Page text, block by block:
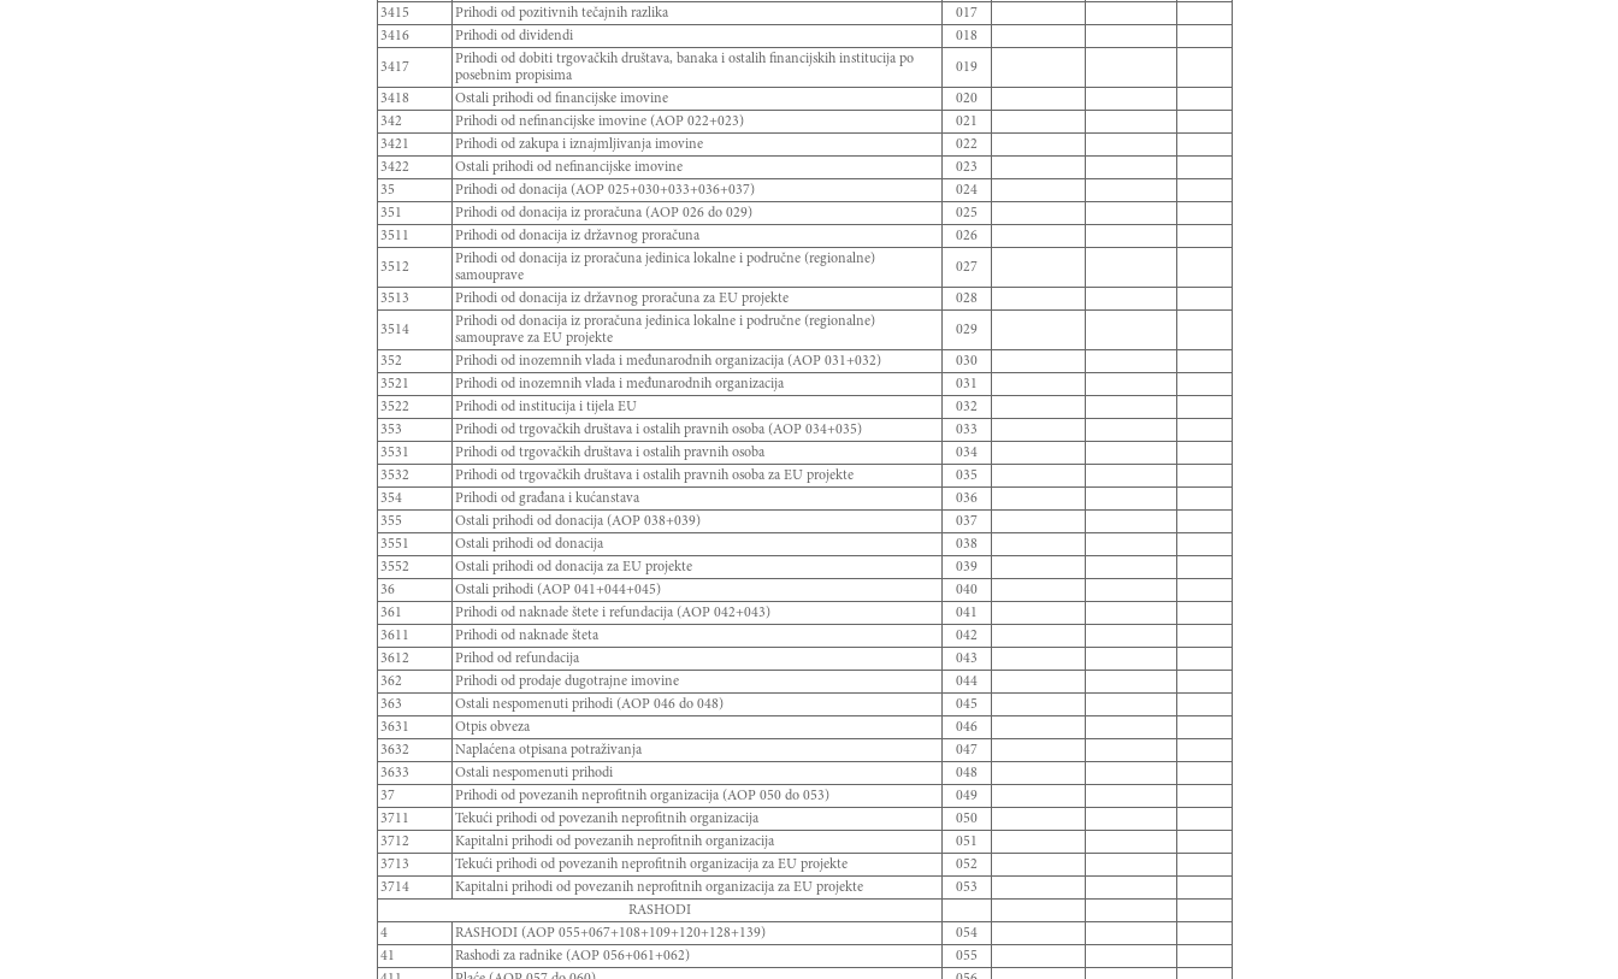
3415
Prihodi od pozitivnih tečajnih razlika
017
3416
Prihodi od dividendi 018
3417
Prihodi od dobiti trgovačkih društava, banaka i ostalih financijskih institucija po
posebnim propisima
019
3418 Ostali prihodi od financijske imovine
020
342
Prihodi od nefinancijske imovine (AOP 022+023)
021
3421
Prihodi od zakupa i iznajmljivanja imovine
022
3422
Ostali prihodi od nefinancijske imovine
023
35
Prihodi od donacija (AOP 025+030+033+036+037)
024
351
Prihodi od donacija iz proračuna (AOP 026 do 029)
025
3511
Prihodi od donacija iz državnog proračuna 026
3512
Prihodi od donacija iz proračuna jedinica lokalne i područne (regionalne)
samouprave
027
3513 Prihodi od donacija iz državnog proračuna za EU projekte 028
3514
Prihodi od donacija iz proračuna jedinica lokalne i područne (regionalne)
samouprave za EU projekte
029
352 Prihodi od inozemnih vlada i međunarodnih organizacija (AOP 031+032)
030
3521
Prihodi od inozemnih vlada i međunarodnih organizacija
031
3522
Prihodi od institucija i tijela EU
032
353
Prihodi od trgovačkih društava i ostalih pravnih osoba (AOP 034+035)
033
3531
Prihodi od trgovačkih društava i ostalih pravnih osoba
034
3532
Prihodi od trgovačkih društava i ostalih pravnih osoba za EU projekte
035
354
Prihodi od građana i kućanstava
036
355
Ostali prihodi od donacija (AOP 038+039)
037
3551
Ostali prihodi od donacija
038
3552
Ostali prihodi od donacija za EU projekte
039
36
Ostali prihodi (AOP 041+044+045)
040
361
Prihodi od naknade štete i refundacija (AOP 042+043)
041
3611
Prihodi od naknade šteta
042
3612
Prihod od refundacija
043
362
Prihodi od prodaje dugotrajne imovine
044
363
Ostali nespomenuti prihodi (AOP 046 do 048)
045
3631
Otpis obveza
046
3632
Naplaćena otpisana potraživanja
047
3633
Ostali nespomenuti prihodi
048
37
Prihodi od povezanih neprofitnih organizacija (AOP 050 do 053)
049
3711
Tekući prihodi od povezanih neprofitnih organizacija
050
3712
Kapitalni prihodi od povezanih neprofitnih organizacija
051
3713
Tekući prihodi od povezanih neprofitnih organizacija za EU projekte
052
3714
Kapitalni prihodi od povezanih neprofitnih organizacija za EU projekte
053
RASHODI
4
RASHODI (AOP 055+067+108+109+120+128+139)
054
41
Rashodi za radnike (AOP 056+061+062)
055